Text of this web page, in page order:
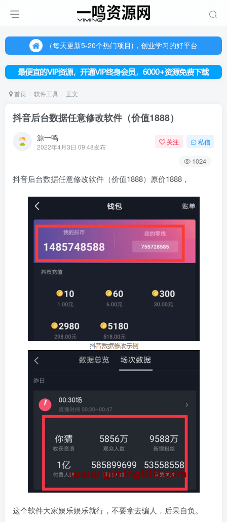
（每天更新5-20个热门项目)，创业学习的好平台
（每天更新5-20个热门项目)，创业学习的好平台
欢迎访问一鸣资源网，本站汇集数千网创课程和项目
首页 软件工具 正文
抖音后台数据任意修改软件（价值1888）
源一鸣
2022年4月3日 09:48发布
关注 私信
1024
抖音后台数据任意修改软件（价值1888）原价1888，
这个软件大家娱乐娱乐就行，不要拿去骗人，后果自负。